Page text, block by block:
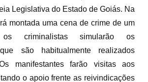
Legislativa do Estado de Goiás. Na
montada uma cena de crime de um
criminalistas simularão os
são habitualmente realizados
manifestantes farão visitas aos
o apoio frente as reivindicações